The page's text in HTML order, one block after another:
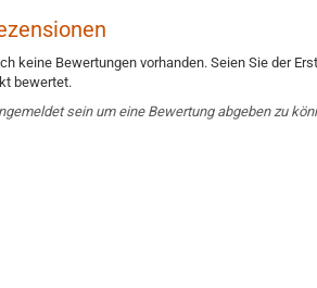
keine Bewertungen vorhanden. Seien Sie der
bewertet.
sein um eine Bewertung abgeben zu